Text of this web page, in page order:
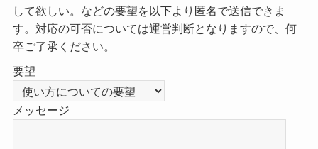
して欲しい。などの要望を以下より匿名で送信できま
す。対応の可否については運営判断となりますので、何
卒ご了承ください。
要望
メッセージ